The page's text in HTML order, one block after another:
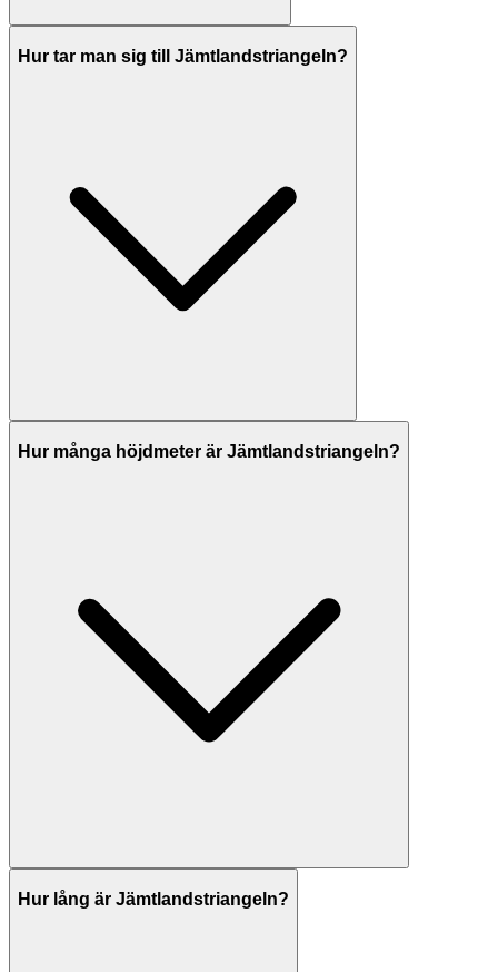
Hur tar man sig till Jämtlandstriangeln?
Hur många höjdmeter är Jämtlandstriangeln?
Hur lång är Jämtlandstriangeln?